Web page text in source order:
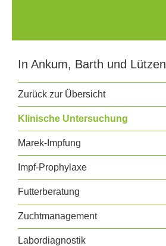
In Ankum, Barth und Lützen
Zurück zur Übersicht
Klinische Untersuchung
Marek-Impfung
Impf-Prophylaxe
Futterberatung
Zuchtmanagement
Labordiagnostik